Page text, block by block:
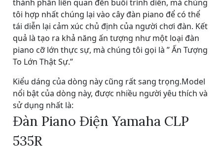
thành phần liên quan đến buổi trình diễn, mà chúng
tôi hợp nhất chúng lại vào cây đàn piano để có thể
tái diễn lại cảm xúc chủ định của người chơi đàn. Kết
quả là tạo ra khả năng ấn tượng như một loại đàn
piano cỡ lớn thực sự, mà chúng tôi gọi là ” Ấn Tượng
To Lớn Thật Sự.”
Kiểu dáng của dòng này cũng rất sang trọng.Model
nổi bật của dòng này, được nhiều người yêu thích và
sử dụng nhất là:
Đàn Piano Điện Yamaha CLP
535R